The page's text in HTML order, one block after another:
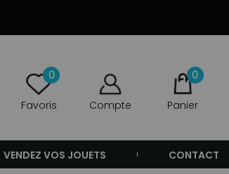
0
Favoris Compte
0
Panier
VENDEZ VOS JOUETS CONTACT